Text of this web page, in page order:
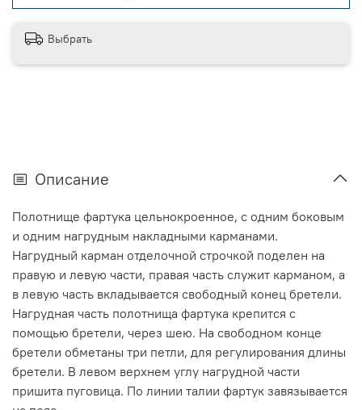
Выбрать
Описание
Полотнище фартука цельнокроенное, с одним боковым
и одним нагрудным накладными карманами.
Нагрудный карман отделочной строчкой поделен на
правую и левую части, правая часть служит карманом, а
в левую часть вкладывается свободный конец бретели.
Нагрудная часть полотнища фартука крепится с
помощью бретели, через шею. На свободном конце
бретели обметаны три петли, для регулирования длины
бретели. В левом верхнем углу нагрудной части
пришита пуговица. По линии талии фартук завязывается